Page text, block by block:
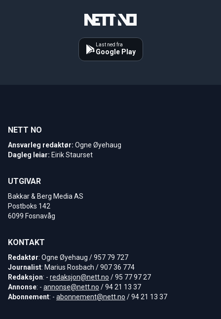
Last ned fra
Google Play
NETT NO
Ansvarleg redaktør: Ogne Øyehaug
Dagleg leiar: Eirik Staurset
UTGIVAR
Bakkar & Berg Media AS
Postboks 142
6099 Fosnavåg
KONTAKT
Redaktør: Ogne Øyehaug / 957 79 727
Journalist: Marius Rosbach / 907 36 774
Redaksjon: - redaksjon@nett.no / 95 77 97 27
Annonse: - annonse@nett.no / 94 21 13 37
Abonnement: - abonnement@nett.no / 94 21 13 37